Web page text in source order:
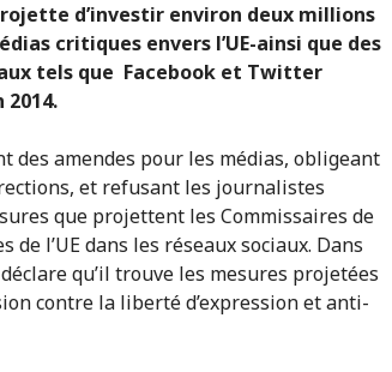
d’investir environ deux millions
critiques envers l’UE-ainsi que des
tels que Facebook et Twitter
des amendes pour les médias, obligeant
et refusant les journalistes
que projettent les Commissaires de
l’UE dans les réseaux sociaux. Dans
qu’il trouve les mesures projetées
contre la liberté d’expression et anti-